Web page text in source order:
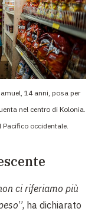
14 anni, posa per
nel centro di Kolonia.
occidentale.
ci riferiamo più
”, ha dichiarato